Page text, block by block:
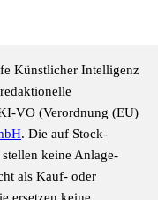
Künstlicher Intelligenz
VO (Verordnung (EU)
. Die auf Stock-
keine Anlage-
als Kauf- oder
ersetzen keine